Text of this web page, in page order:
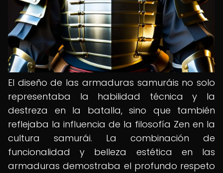
El diseño de las armaduras samuráis no solo
representaba la habilidad técnica y la
destreza en la batalla, sino que también
reflejaba la influencia de la filosofía Zen en la
cultura samurái. La combinación de
funcionalidad y belleza estética en las
armaduras demostraba el profundo respeto